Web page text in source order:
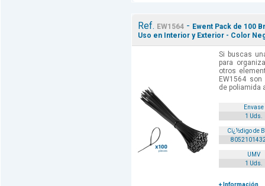
Ref. EW1564 - Ewent Pack de 100
Uso en Interior y Exterior - Color
Si buscas
para
otros
EW1564
de poliamida
Envase
1 Uds.
Cï¿½digo de
UMV
1 Uds.